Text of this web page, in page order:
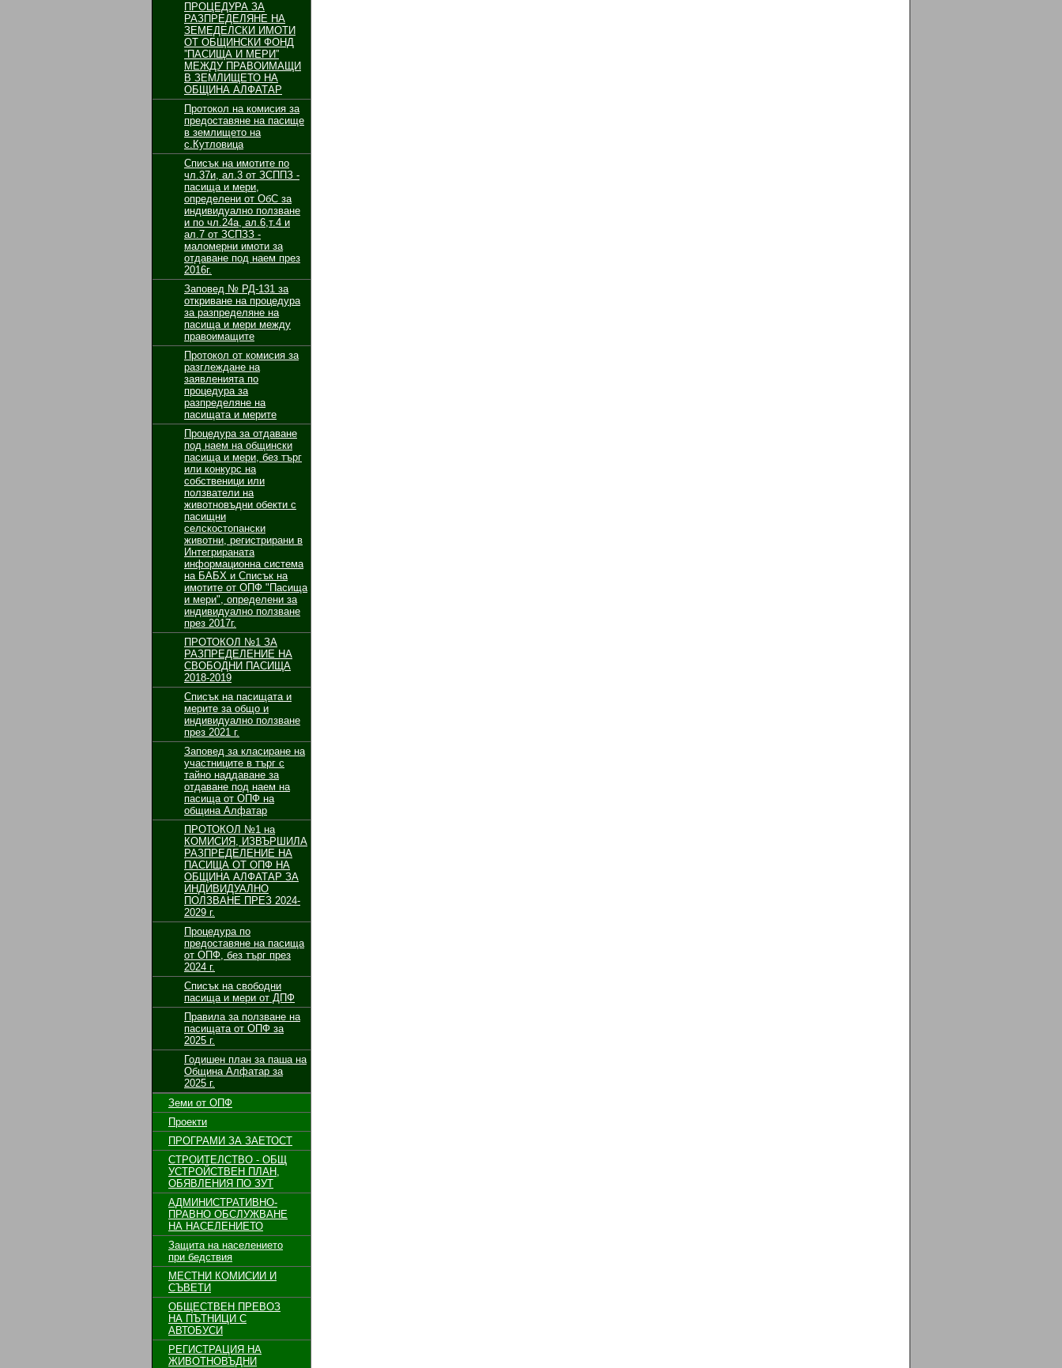
ПРОЦЕДУРА ЗА
РАЗПРЕДЕЛЯНЕ НА
ЗЕМЕДЕЛСКИ ИМОТИ
ОТ ОБЩИНСКИ ФОНД
”ПАСИЩА И МЕРИ”
МЕЖДУ ПРАВОИМАЩИ
В ЗЕМЛИЩЕТО НА
ОБЩИНА АЛФАТАР
Протокол на комисия за
предоставяне на пасище
в землището на
с.Кутловица
Списък на имотите по
чл.37и, ал.3 от ЗСППЗ -
пасища и мери,
определени от ОбС за
индивидуално ползване
и по чл.24а, ал.6,т.4 и
ал.7 от ЗСПЗЗ -
маломерни имоти за
отдаване под наем през
2016г.
Заповед № РД-131 за
откриване на процедура
за разпределяне на
пасища и мери между
правоимащите
Протокол от комисия за
разглеждане на
заявленията по
процедура за
разпределяне на
пасищата и мерите
Процедура за отдаване
под наем на общински
пасища и мери, без търг
или конкурс на
собственици или
ползватели на
животновъдни обекти с
пасищни
селскостопански
животни, регистрирани в
Интегрираната
информационна система
на БАБХ и Списък на
имотите от ОПФ "Пасища
и мери", определени за
индивидуално ползване
през 2017г.
ПРОТОКОЛ №1 ЗА
РАЗПРЕДЕЛЕНИЕ НА
СВОБОДНИ ПАСИЩА
2018-2019
Списък на пасищата и
мерите за общо и
индивидуално ползване
през 2021 г.
Заповед за класиране на
участниците в търг с
тайно наддаване за
отдаване под наем на
пасища от ОПФ на
община Алфатар
ПРОТОКОЛ №1 на
КОМИСИЯ, ИЗВЪРШИЛА
РАЗПРЕДЕЛЕНИЕ НА
ПАСИЩА ОТ ОПФ НА
ОБЩИНА АЛФАТАР ЗА
ИНДИВИДУАЛНО
ПОЛЗВАНЕ ПРЕЗ 2024-
2029 г.
Процедура по
предоставяне на пасища
от ОПФ, без търг през
2024 г.
Списък на свободни
пасища и мери от ДПФ
Правила за ползване на
пасищата от ОПФ за
2025 г.
Годишен план за паша на
Община Алфатар за
2025 г.
Земи от ОПФ
Проекти
ПРОГРАМИ ЗА ЗАЕТОСТ
СТРОИТЕЛСТВО - ОБЩ
УСТРОЙСТВЕН ПЛАН,
ОБЯВЛЕНИЯ ПО ЗУТ
АДМИНИСТРАТИВНО-
ПРАВНО ОБСЛУЖВАНЕ
НА НАСЕЛЕНИЕТО
Защита на населението
при бедствия
МЕСТНИ КОМИСИИ И
СЪВЕТИ
ОБЩЕСТВЕН ПРЕВОЗ
НА ПЪТНИЦИ С
АВТОБУСИ
РЕГИСТРАЦИЯ НА
ЖИВОТНОВЪДНИ